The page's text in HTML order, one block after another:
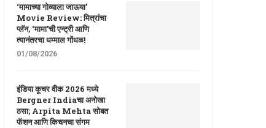
‘मामाच्या गोव्याला जाऊया’
Movie Review: मित्रांचा
प्लॅन, ‘मामा’ची एन्ट्री आणि
त्यानंतरचा धम्माल गोंधळ!
01/08/2026
इंडिया कूचर वीक 2026 मध्ये
Bergner Indiaचा अनोखा
ठसा; Arpita Mehta सोबत
फॅशन आणि किचनचा संगम